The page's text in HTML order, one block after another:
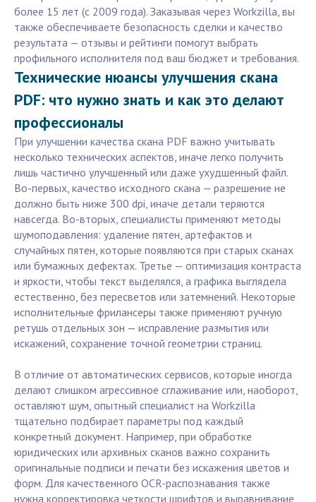
более 15 лет (с 2009 года). Заказывая через Workzilla, вы
также обеспечиваете безопасность сделки и качество
результата — отзывы и рейтинги помогут выбрать
профильного исполнителя под ваш бюджет и требования.
Технические нюансы улучшения скана
PDF: что нужно знать и как это делают
профессионалы
При улучшении качества скана PDF важно учитывать
несколько технических аспектов, иначе легко получить
лишь частично улучшенный или даже ухудшенный файл.
Во-первых, качество исходного скана — разрешение не
должно быть ниже 300 dpi, иначе детали теряются
навсегда. Во-вторых, специалисты применяют методы
шумоподавления: удаление пятен, артефактов и
случайных пятен, которые появляются при старых сканах
или бумажных дефектах. Третье — оптимизация контраста
и яркости, чтобы текст выделялся, а графика выглядела
естественно, без пересветов или затемнений. Некоторые
исполнительные фрилансеры также применяют ручную
ретушь отдельных зон — исправление размытия или
искажений, сохранение точной геометрии страниц.
В отличие от автоматических сервисов, которые иногда
делают слишком агрессивное сглаживание или, наоборот,
оставляют шум, опытный специалист на Workzilla
тщательно подбирает параметры под каждый
конкретный документ. Например, при обработке
юридических или архивных сканов важно сохранить
оригинальные подписи и печати без искажения цветов и
форм. Для качественного OCR-распознавания также
нужна корректировка четкости шрифтов и выравнивание